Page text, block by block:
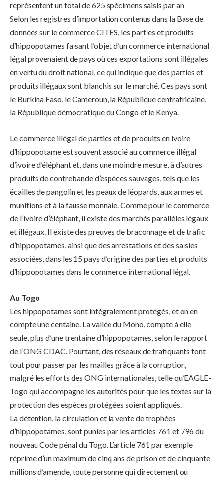
représentent un total de 625 spécimens saisis par an
Selon les registres d’importation contenus dans la Base de
données sur le commerce CITES, les parties et produits
d’hippopotames faisant l’objet d’un commerce international
légal provenaient de pays où ces exportations sont illégales
en vertu du droit national, ce qui indique que des parties et
produits illégaux sont blanchis sur le marché. Ces pays sont
le Burkina Faso, le Cameroun, la République centrafricaine,
la République démocratique du Congo et le Kenya.
Le commerce illégal de parties et de produits en ivoire
d’hippopotame est souvent associé au commerce illégal
d’ivoire d’éléphant et, dans une moindre mesure, à d’autres
produits de contrebande d’espèces sauvages, tels que les
écailles de pangolin et les peaux de léopards, aux armes et
munitions et à la fausse monnaie. Comme pour le commerce
de l’ivoire d’éléphant, il existe des marchés parallèles légaux
et illégaux. Il existe des preuves de braconnage et de trafic
d’hippopotames, ainsi que des arrestations et des saisies
associées, dans les 15 pays d’origine des parties et produits
d’hippopotames dans le commerce international légal.
Au Togo
Les hippopotames sont intégralement protégés, et on en
compte une centaine. La vallée du Mono, compte à elle
seule, plus d’une trentaine d’hippopotames, selon le rapport
de l’ONG CDAC. Pourtant, des réseaux de trafiquants font
tout pour passer par les mailles grâce à la corruption,
malgré les efforts des ONG internationales, telle qu’EAGLE-
Togo qui accompagne les autorités pour que les textes sur la
protection des espèces protégées soient appliqués.
La détention, la circulation et la vente de trophées
d’hippopotames, sont punies par les articles 761 et 796 du
nouveau Code pénal du Togo. L’article 761 par exemple
réprime d’un maximum de cinq ans de prison et de cinquante
millions d’amende, toute personne qui directement ou